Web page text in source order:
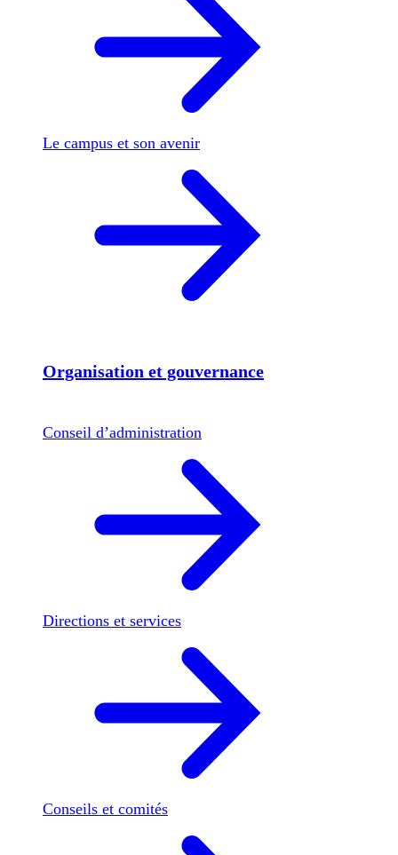
Le campus et son avenir
Organisation et gouvernance
Conseil d’administration
Directions et services
Conseils et comités